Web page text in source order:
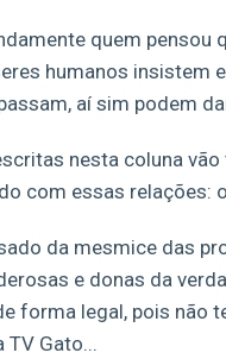
quem
humanos insistem
aí sim podem
nesta coluna
com essas relações:
da mesmice das
e donas da
forma legal, pois não
TV Gato...